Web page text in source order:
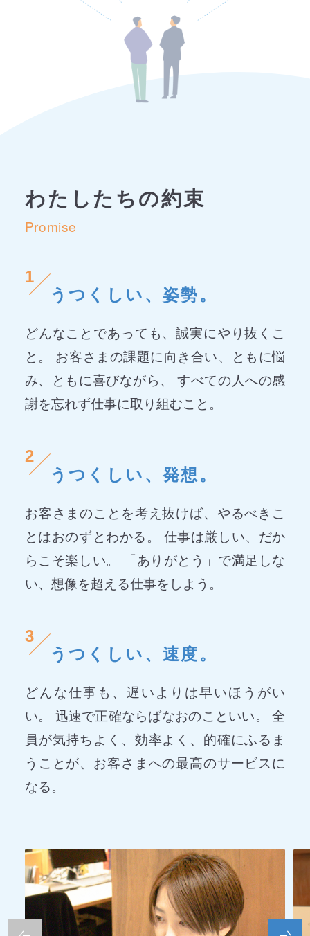
わたしたちの約束
Promise
1
うつくしい、姿勢。
どんなことであっても、誠実にやり抜くこ
と。 お客さまの課題に向き合い、ともに悩
み、ともに喜びながら、 すべての人への感
謝を忘れず仕事に取り組むこと。
2
うつくしい、発想。
お客さまのことを考え抜けば、やるべきこ
とはおのずとわかる。 仕事は厳しい、だか
らこそ楽しい。 「ありがとう」で満足しな
い、想像を超える仕事をしよう。
3
うつくしい、速度。
どんな仕事も、遅いよりは早いほうがい
い。 迅速で正確ならばなおのこといい。 全
員が気持ちよく、効率よく、的確にふるま
うことが、お客さまへの最高のサービスに
なる。